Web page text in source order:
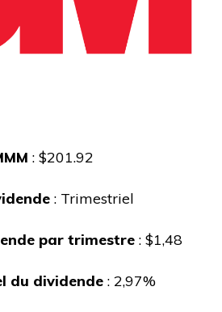
: $201.92
: Trimestriel
par trimestre : $1,48
du dividende : 2,97%